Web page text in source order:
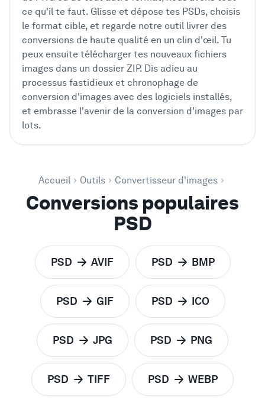
ce qu'il te faut. Glisse et dépose tes PSDs, choisis
le format cible, et regarde notre outil livrer des
conversions de haute qualité en un clin d'œil. Tu
peux ensuite télécharger tes nouveaux fichiers
images dans un dossier ZIP. Dis adieu au
processus fastidieux et chronophage de
conversion d'images avec des logiciels installés,
et embrasse l'avenir de la conversion d'images par
lots.
Accueil Outils Convertisseur d'images
Conversions populaires
PSD
PSD pourAVIF PSD pour
BMP
PSD pour
GIF PSD pour
ICO
PSD pour
JPG PSD pour
PNG
PSD pourTIFF PSD pour
WEBP